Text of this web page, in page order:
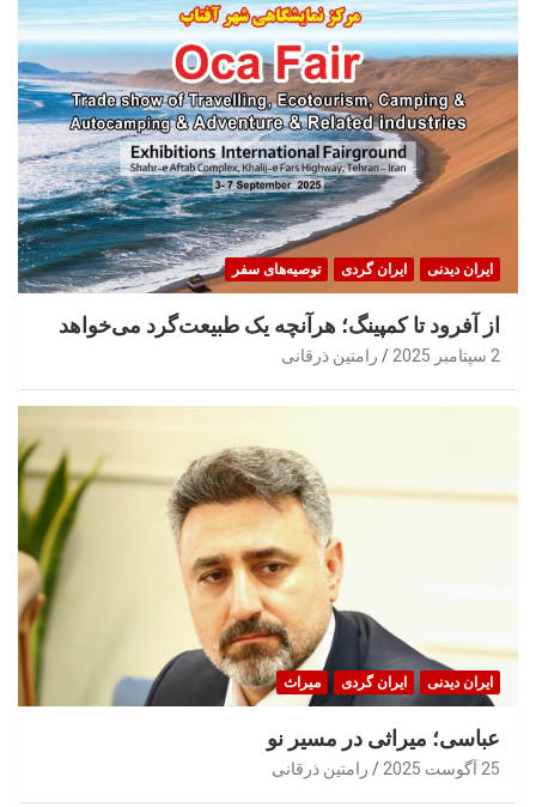
ایران‌ دیدنی ایران گردی توصیه‌های سفر
از آفرود تا کمپینگ؛ هرآنچه یک طبیعت‌گرد می‌خواهد
2 سپتامبر 2025 رامتین ذرقانی
ایران‌ دیدنی ایران گردی میراث
عباسی؛ میراثی در مسیر نو
25 آگوست 2025 رامتین ذرقانی